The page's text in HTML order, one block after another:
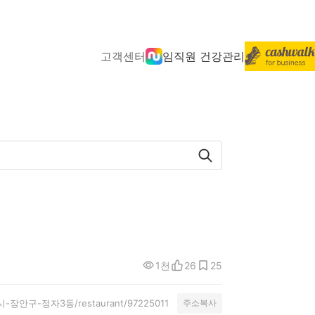
고객센터 임직원 건강관리
1천 26 25
장안구-정자3동/restaurant/97225011 주소복사